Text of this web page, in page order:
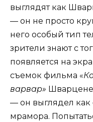
выглядят как
— он не просто
него особый тип
зрители знают с
появляется на
съемок фильма «
варвар»
— он выглядел как
мрамора.